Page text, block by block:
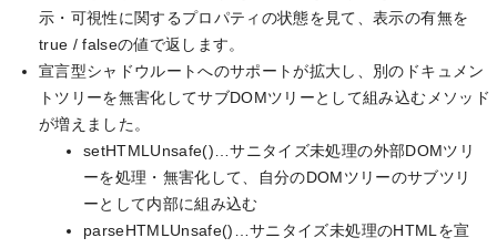
示・可視性に関するプロパティの状態を見て、表示の有無を
true / falseの値で返します。
宣言型シャドウルートへのサポートが拡大し、別のドキュメン
トツリーを無害化してサブDOMツリーとして組み込むメソッド
が増えました。
setHTMLUnsafe()…サニタイズ未処理の外部DOMツリ
ーを処理・無害化して、自分のDOMツリーのサブツリ
ーとして内部に組み込む
parseHTMLUnsafe()…サニタイズ未処理のHTMLを宣